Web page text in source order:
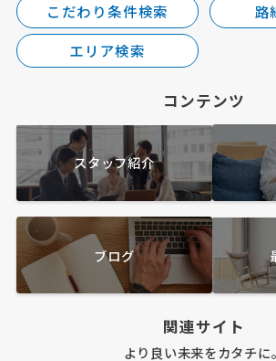
こだわり条件検索
路
エリア検索
コンテンツ
スタッフ紹介
ブログ
関連サイト
より良い未来をカタチに。